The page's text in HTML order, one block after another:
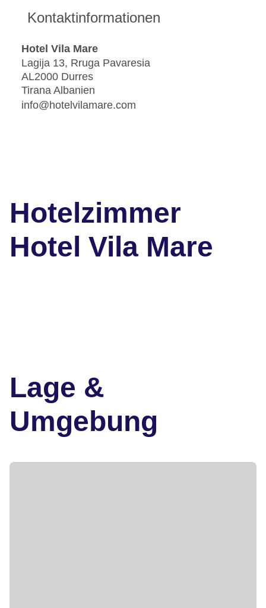
Kontaktinformationen
Hotel Vila Mare
Lagija 13, Rruga Pavaresia
AL2000 Durres
Tirana Albanien
info@hotelvilamare.com
Hotelzimmer
Hotel Vila Mare
Lage &
Umgebung